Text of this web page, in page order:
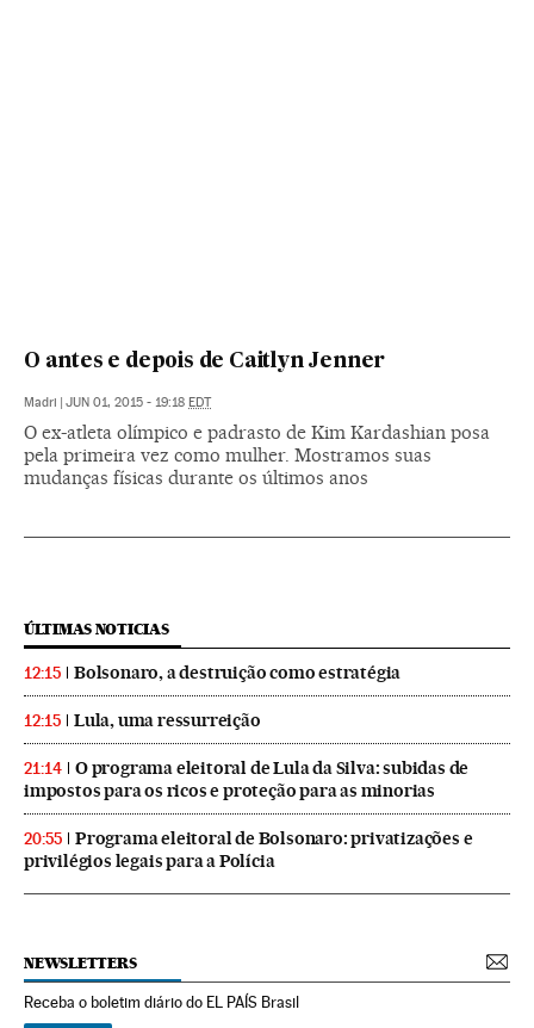
O antes e depois de Caitlyn Jenner
Madri | JUN 01, 2015 - 19:18 EDT
O ex-atleta olímpico e padrasto de Kim Kardashian posa
pela primeira vez como mulher. Mostramos suas
mudanças físicas durante os últimos anos
ÚLTIMAS NOTICIAS
12:15 Bolsonaro, a destruição como estratégia
12:15 Lula, uma ressurreição
21:14
O programa eleitoral de Lula da Silva: subidas de
impostos para os ricos e proteção para as minorias
20:55
Programa eleitoral de Bolsonaro: privatizações e
privilégios legais para a Polícia
NEWSLETTERS
Receba o boletim diário do EL PAÍS Brasil